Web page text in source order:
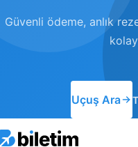
Güvenli ödeme, anlık
Uçuş Ara